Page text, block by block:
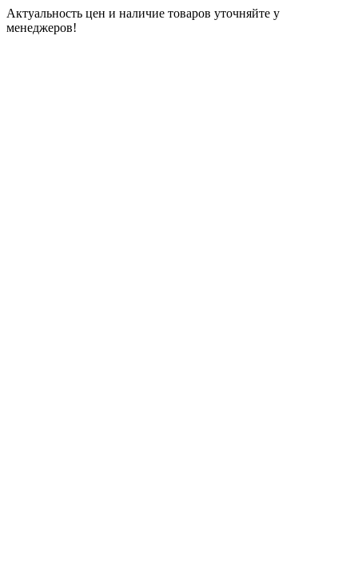
Актуальность цен и наличие товаров уточняйте у
менеджеров!